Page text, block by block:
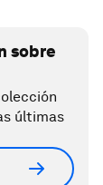
sobre
últimas